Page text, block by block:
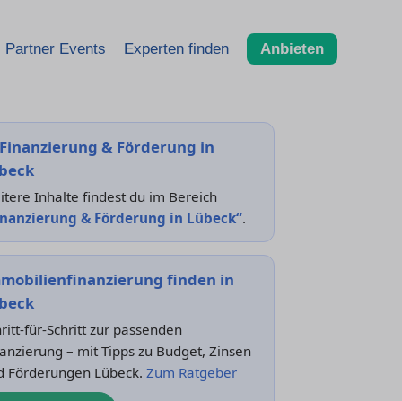
Partner Events Experten finden Anbieten
Finanzierung & Förderung in
Inhalte findest du im Bereich
& Förderung in Lübeck“.
finden in
für-Schritt zur passenden
– mit Tipps zu Budget, Zinsen
Förderungen Lübeck. Zum Ratgeber